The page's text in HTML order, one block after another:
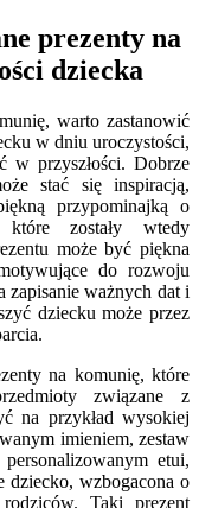
prezenty na
dziecka
warto zastanowić
w dniu uroczystości,
w przyszłości. Dobrze
stać się inspiracją,
przypominajką o
zostały wtedy
może być piękna
do rozwoju
zapisanie ważnych dat i
dziecku może przez
na komunię, które
związane z
na przykład wysokiej
imieniem, zestaw
etui,
dziecko, wzbogacona o
Taki prezent